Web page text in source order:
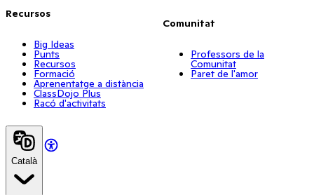
Recursos
Big Ideas
Punts
Recursos
Formació
Aprenentatge a distància
ClassDojo Plus
Racó d'activitats
Comunitat
Professors de la
Comunitat
Paret de l'amor
Català